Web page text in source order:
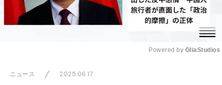
Powered by GliaStudios
ニュース 2025.06.17